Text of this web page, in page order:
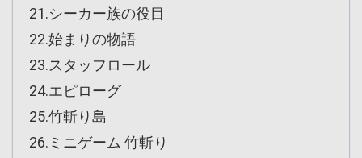
21.シーカー族の役目
22.始まりの物語
23.スタッフロール
24.エピローグ
25.竹斬り島
26.ミニゲーム 竹斬り